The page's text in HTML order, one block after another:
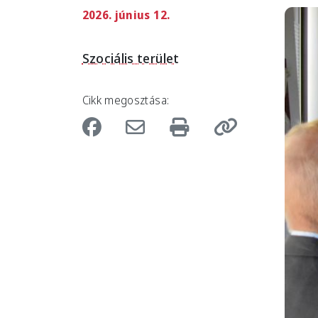
2026. június 12.
Szociális terület
Cikk megosztása: